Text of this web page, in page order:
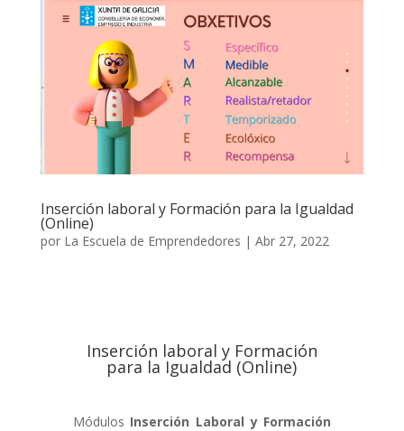
Inserción laboral y Formación para la Igualdad
(Online)
por La Escuela de Emprendedores | Abr 27, 2022
Inserción laboral y Formación
para la Igualdad (Online)
Módulos Inserción Laboral y Formación